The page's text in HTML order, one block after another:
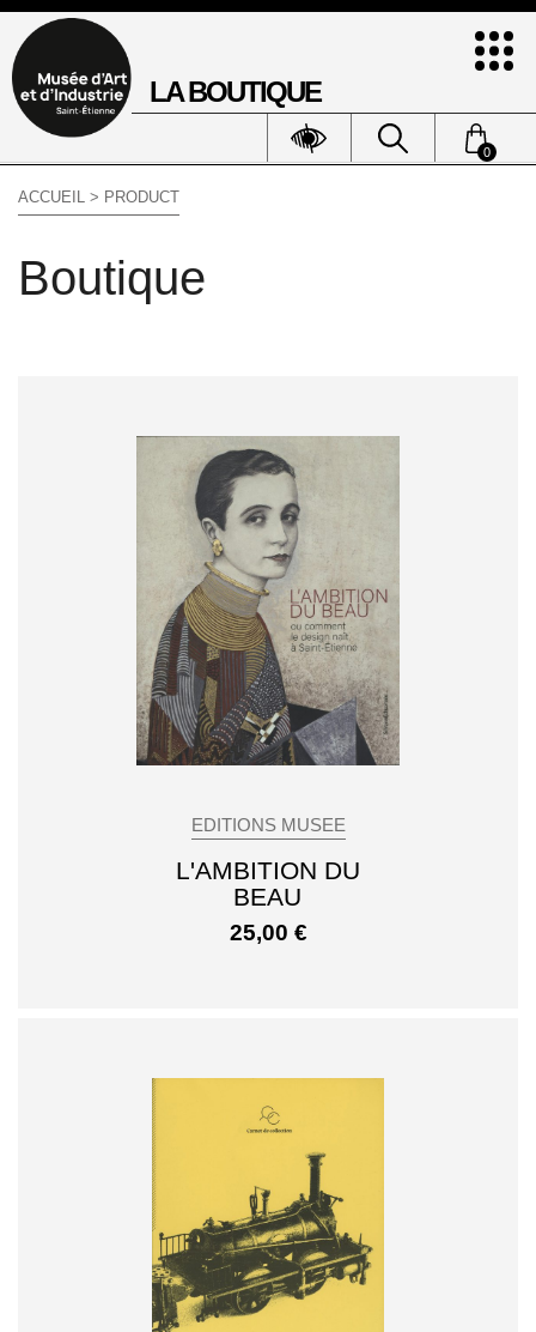
LA BOUTIQUE
0
ACCUEIL > PRODUCT
Boutique
EDITIONS MUSEE
L'AMBITION DU
BEAU
25,00 €